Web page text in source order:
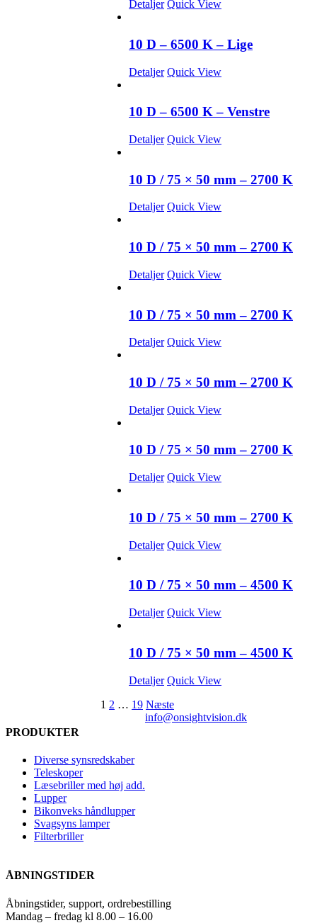
Detaljer Quick View
10 D – 6500 K – Lige
Detaljer Quick View
10 D – 6500 K – Venstre
Detaljer Quick View
10 D / 75 × 50 mm – 2700 K
Detaljer Quick View
10 D / 75 × 50 mm – 2700 K
Detaljer Quick View
10 D / 75 × 50 mm – 2700 K
Detaljer Quick View
10 D / 75 × 50 mm – 2700 K
Detaljer Quick View
10 D / 75 × 50 mm – 2700 K
Detaljer Quick View
10 D / 75 × 50 mm – 2700 K
Detaljer Quick View
10 D / 75 × 50 mm – 4500 K
Detaljer Quick View
10 D / 75 × 50 mm – 4500 K
Detaljer Quick View
1 2 … 19 Næste
PRODUKTER
Diverse synsredskaber
Teleskoper
Læsebriller med høj add.
Lupper
Bikonveks håndlupper
Svagsyns lamper
Filterbriller
info@onsightvision.dk
ÅBNINGSTIDER
Åbningstider, support, ordrebestilling
Mandag – fredag kl 8.00 – 16.00